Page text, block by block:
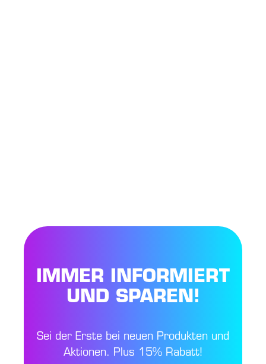
IMMER INFORMIERT
UND SPAREN!
Sei der Erste bei neuen Produkten und
Aktionen. Plus 15% Rabatt!